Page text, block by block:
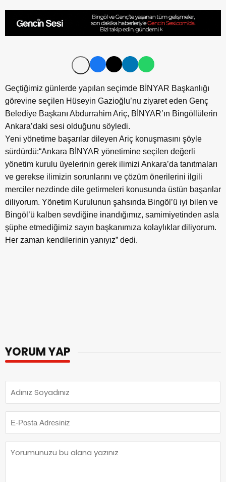
Geçtiğimiz günlerde yapılan seçimde BİNYAR Başkanlığı
görevine seçilen Hüseyin Gazioğlu’nu ziyaret eden Genç
Belediye Başkanı Abdurrahim Ariç, BİNYAR’ın Bingöllülerin
Ankara’daki sesi olduğunu söyledi.
Yeni yönetime başarılar dileyen Ariç konuşmasını şöyle
sürdürdü:“Ankara BİNYAR yönetimine seçilen değerli
yönetim kurulu üyelerinin gerek ilimizi Ankara’da tanıtmaları
ve gerekse ilimizin sorunlarını ve çözüm önerilerini ilgili
merciler nezdinde dile getirmeleri konusunda üstün başarılar
diliyorum. Yönetim Kurulunun şahsında Bingöl’ü iyi bilen ve
Bingöl’ü kalben sevdiğine inandığımız, samimiyetinden asla
şüphe etmediğimiz sayın başkanımıza kolaylıklar diliyorum.
Her zaman kendilerinin yanıyız” dedi.
YORUM YAP